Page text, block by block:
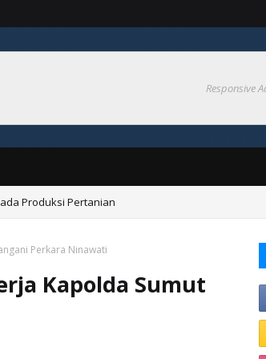
Responsive
Produksi Pertanian
Perkara Ninawati
Kapolda Sumut